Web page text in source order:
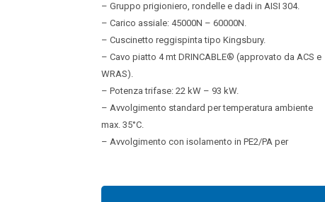
– Gruppo prigioniero, rondelle e dadi in AISI 304.
– Carico assiale: 45000N – 60000N.
– Cuscinetto reggispinta tipo Kingsbury.
– Cavo piatto 4 mt DRINCABLE® (approvato da ACS e
WRAS).
– Potenza trifase: 22 kW – 93 kW.
– Avvolgimento standard per temperatura ambiente
max. 35°C.
– Avvolgimento con isolamento in PE2/PA per